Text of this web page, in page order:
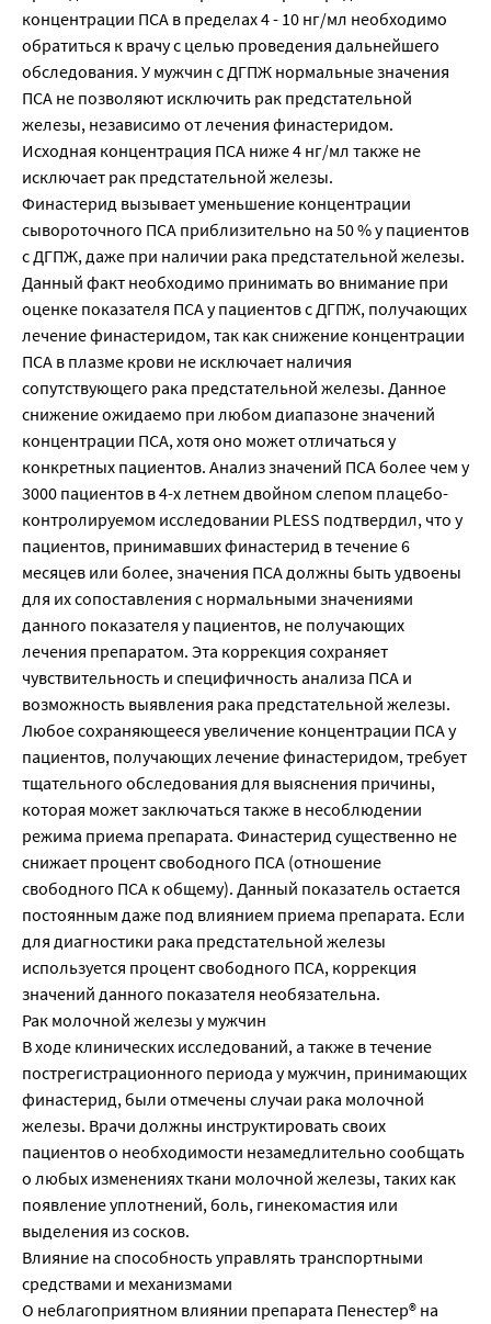
концентрации ПСА в пределах 4 - 10 нг/мл необходимо
обратиться к врачу с целью проведения дальнейшего
обследования. У мужчин с ДГПЖ нормальные значения
ПСА не позволяют исключить рак предстательной
железы, независимо от лечения финастеридом.
Исходная концентрация ПСА ниже 4 нг/мл также не
исключает рак предстательной железы.
Финастерид вызывает уменьшение концентрации
сывороточного ПСА приблизительно на 50 % у пациентов
с ДГПЖ, даже при наличии рака предстательной железы.
Данный факт необходимо принимать во внимание при
оценке показателя ПСА у пациентов с ДГПЖ, получающих
лечение финастеридом, так как снижение концентрации
ПСА в плазме крови не исключает наличия
сопутствующего рака предстательной железы. Данное
снижение ожидаемо при любом диапазоне значений
концентрации ПСА, хотя оно может отличаться у
конкретных пациентов. Анализ значений ПСА более чем у
3000 пациентов в 4-х летнем двойном слепом плацебо-
контролируемом исследовании PLESS подтвердил, что у
пациентов, принимавших финастерид в течение 6
месяцев или более, значения ПСА должны быть удвоены
для их сопоставления с нормальными значениями
данного показателя у пациентов, не получающих
лечения препаратом. Эта коррекция сохраняет
чувствительность и специфичность анализа ПСА и
возможность выявления рака предстательной железы.
Любое сохраняющееся увеличение концентрации ПСА у
пациентов, получающих лечение финастеридом, требует
тщательного обследования для выяснения причины,
которая может заключаться также в несоблюдении
режима приема препарата. Финастерид существенно не
снижает процент свободного ПСА (отношение
свободного ПСА к общему). Данный показатель остается
постоянным даже под влиянием приема препарата. Если
для диагностики рака предстательной железы
используется процент свободного ПСА, коррекция
значений данного показателя необязательна.
Рак молочной железы у мужчин
В ходе клинических исследований, а также в течение
пострегистрационного периода у мужчин, принимающих
финастерид, были отмечены случаи рака молочной
железы. Врачи должны инструктировать своих
пациентов о необходимости незамедлительно сообщать
о любых изменениях ткани молочной железы, таких как
появление уплотнений, боль, гинекомастия или
выделения из сосков.
Влияние на способность управлять транспортными
средствами и механизмами
О неблагоприятном влиянии препарата Пенестер® на